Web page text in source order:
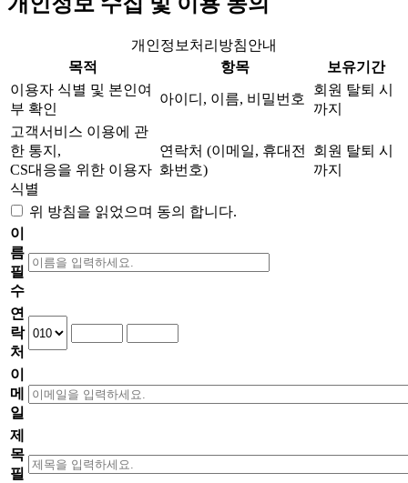
개인정보처리방침안내
목적
항목
보유기간
이용자 식별 및 본인여
부 확인
아이디, 이름, 비밀번호
회원 탈퇴 시
까지
고객서비스 이용에 관
한 통지,
CS대응을 위한 이용자
식별
연락처 (이메일, 휴대전
화번호)
회원 탈퇴 시
까지
위 방침을 읽었으며 동의 합니다.
이
름
필
수
연
락
처
이
메
일
제
목
필